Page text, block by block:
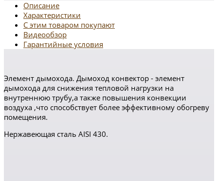
Описание
Характеристики
С этим товаром покупают
Видеообзор
Гарантийные условия
Элемент дымохода. Дымоход конвектор - элемент
дымохода для снижения тепловой нагрузки на
внутреннюю трубу,а также повышения конвекции
воздуха ,что способствует более эффективному обогреву
помещения.
Нержавеющая сталь AISI 430.